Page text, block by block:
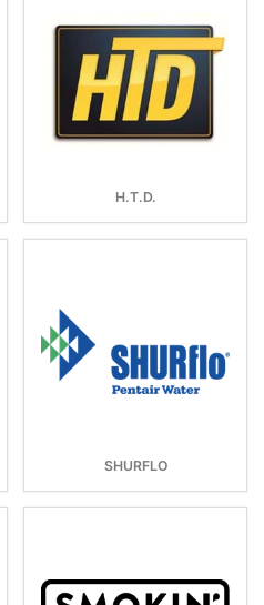
H.T.D.
SHURFLO